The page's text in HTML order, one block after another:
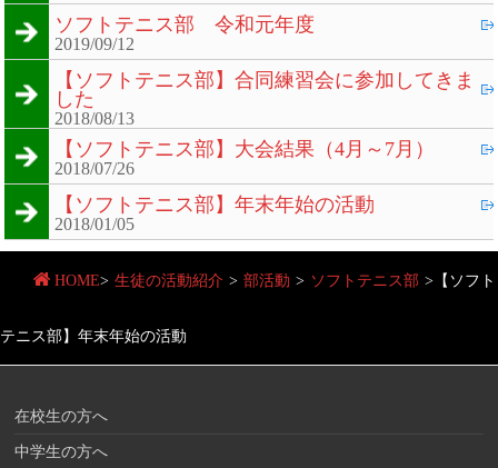
ソフトテニス部 令和元年度
2019/09/12
【ソフトテニス部】合同練習会に参加してきま
した
2018/08/13
【ソフトテニス部】大会結果（4月～7月）
2018/07/26
【ソフトテニス部】年末年始の活動
2018/01/05
HOME> 生徒の活動紹介 > 部活動 > ソフトテニス部 > 【ソフト
テニス部】年末年始の活動
在校生の方へ
中学生の方へ